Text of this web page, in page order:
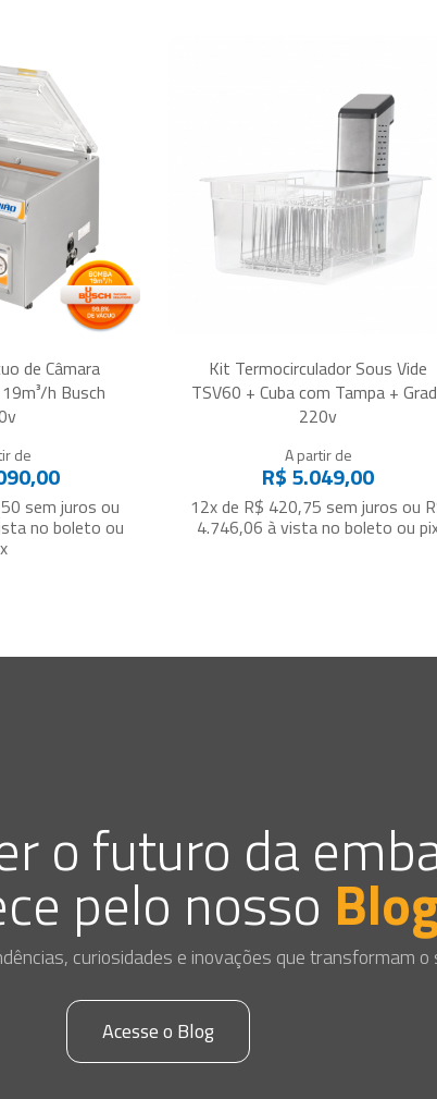
de Câmara
h Busch
de
sem juros ou
no boleto ou
Kit Termocirculador Sous Vide
TSV60 + Cuba com Tampa +
220v
A partir de
R$ 5.049,00
12x de R$ 420,75 sem juros ou
4.746,06 à vista no boleto ou
o futuro da
pelo nosso
curiosidades e inovações que transformam
Acesse o Blog